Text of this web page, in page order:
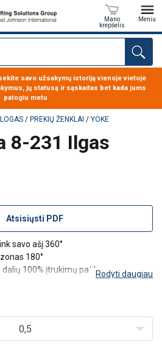
Mano
krepšelis
Meniu
jūsų užklausos
savo užsakymų istoriją vienoje vietoje
jų statusą ir sąskaitas bet kada jums
patogiu metu
/ PREKIŲ ŽENKLAI / YOKE
8-231 Ilgas
Atsisiųsti PDF
savo ašį 360°
180°
100% įtrukimų patikra;
yra atsekami iki bandymo sertifikato;
(ASME / ANSI B18.3.1M);
Rodyti daugiau
0,5